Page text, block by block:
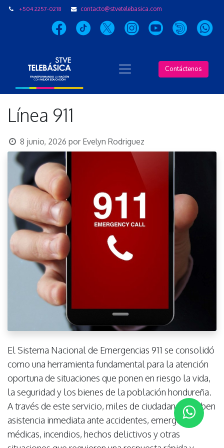
+504 2257-0218 contacto@stvetelebasica.com
Contáctenos
Línea 911
8 junio, 2026 por Evelyn Rodriguez
El Sistema Nacional de Emergencias 911 se consolidó
como una herramienta fundamental para la atención
oportuna de situaciones que ponen en riesgo la vida,
la seguridad y los bienes de la población hondureña.
A través de este servicio, miles de ciudadanos reciben
asistencia inmediata ante accidentes, emergencias
médicas, incendios, hechos delictivos y otras